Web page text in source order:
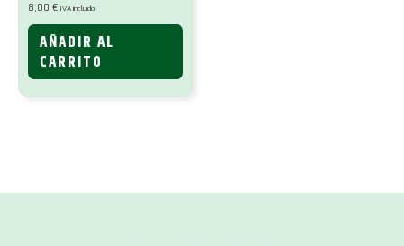
8,00 € IVA incluido
AÑADIR AL
CARRITO